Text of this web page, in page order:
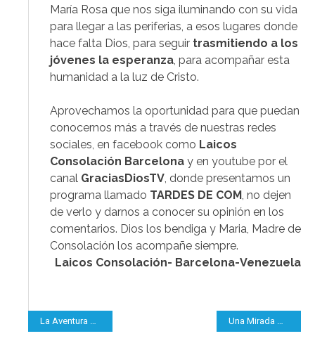
María Rosa que nos siga iluminando con su vida
para llegar a las periferias, a esos lugares donde
hace falta Dios, para seguir trasmitiendo a los
jóvenes la esperanza, para acompañar esta
humanidad a la luz de Cristo.
Aprovechamos la oportunidad para que puedan
conocernos más a través de nuestras redes
sociales, en facebook como Laicos
Consolación Barcelona y en youtube por el
canal GraciasDiosTV, donde presentamos un
programa llamado TARDES DE COM, no dejen
de verlo y darnos a conocer su opinión en los
comentarios. Dios los bendiga y Maria, Madre de
Consolación los acompañe siempre.
Laicos Consolación- Barcelona-Venezuela
Navegación
La Aventura De Vivir Al Lado De María Rosa Molas Una Mirada A La Espiritualidad De María Rosa Molas